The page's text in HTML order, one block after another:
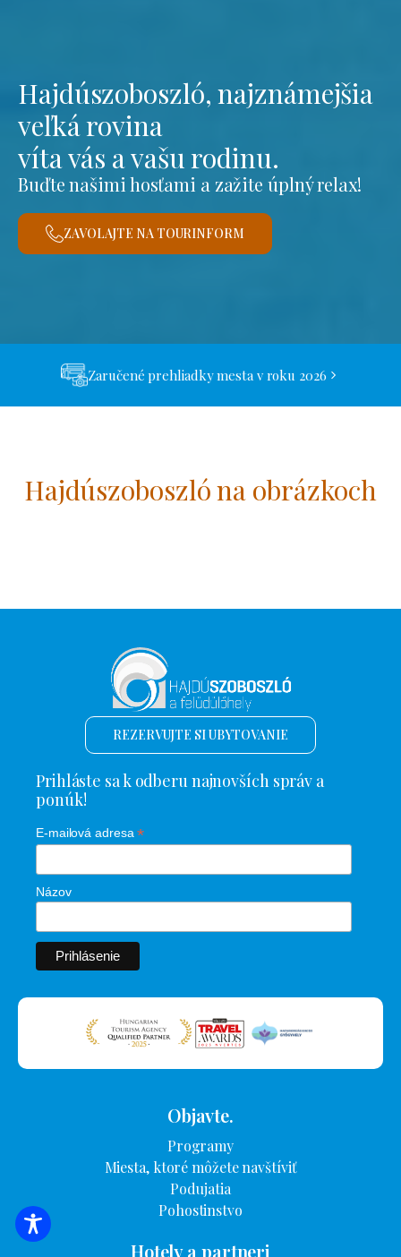
Hajdúszoboszló, najznámejšia
veľká rovina
víta vás a vašu rodinu.
Buďte našimi hosťami a zažite úplný relax!
ZAVOLAJTE NA TOURINFORM
Zaručené prehliadky mesta v roku 2026
Hajdúszoboszló na obrázkoch
REZERVUJTE SI UBYTOVANIE
Prihláste sa k odberu najnovších správ a
ponúk!
E-mailová adresa*
Názov
Objavte.
Programy
Miesta, ktoré môžete navštíviť
Podujatia
Pohostinstvo
Hotely a partneri